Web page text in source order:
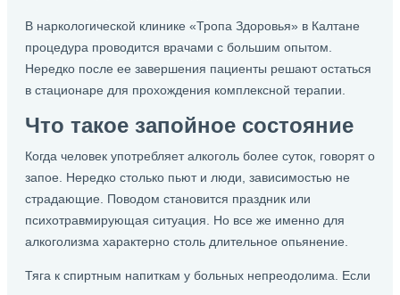
В наркологической клинике «Тропа Здоровья» в Калтане
процедура проводится врачами с большим опытом.
Нередко после ее завершения пациенты решают остаться
в стационаре для прохождения комплексной терапии.
Что такое запойное состояние
Когда человек употребляет алкоголь более суток, говорят о
запое. Нередко столько пьют и люди, зависимостью не
страдающие. Поводом становится праздник или
психотравмирующая ситуация. Но все же именно для
алкоголизма характерно столь длительное опьянение.
Тяга к спиртным напиткам у больных непреодолима. Если